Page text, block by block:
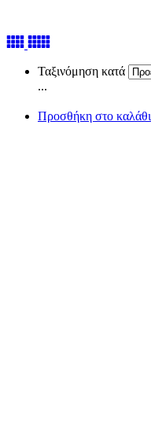
Ταξινόμηση κατά
...
Προσθήκη στο καλάθι